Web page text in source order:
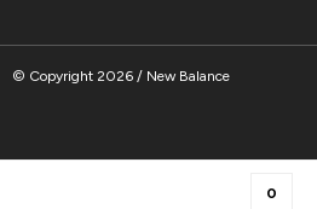
0
© Copyright 2026 / New Balance